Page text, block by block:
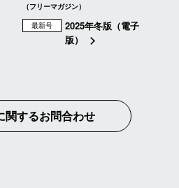
（フリーマガジン）
最新号
2025年冬版（電子
版）
関するお問合わせ